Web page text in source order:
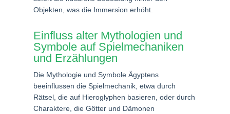
Objekten, was die Immersion erhöht.
Einfluss alter Mythologien und
Symbole auf Spielmechaniken
und Erzählungen
Die Mythologie und Symbole Ägyptens
beeinflussen die Spielmechanik, etwa durch
Rätsel, die auf Hieroglyphen basieren, oder durch
Charaktere, die Götter und Dämonen